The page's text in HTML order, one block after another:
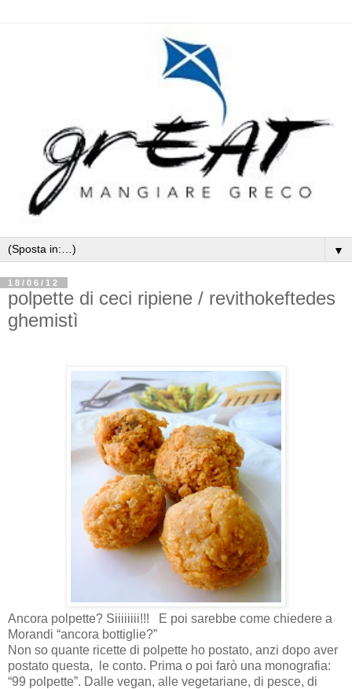
▼
18/06/12
polpette di ceci ripiene / revithokeftedes
ghemistì
Ancora polpette? Siiiiiiii!!! E poi sarebbe come chiedere a
Morandi “ancora bottiglie?”
Non so quante ricette di polpette ho postato, anzi dopo aver
postato questa,
le conto. Prima o poi farò una monografia:
“99 polpette”. Dalle vegan, alle vegetariane, di pesce, di